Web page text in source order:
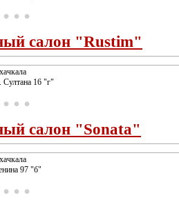
салон "Rustim"
Султана 16 "г"
салон "Sonata"
97 "б"